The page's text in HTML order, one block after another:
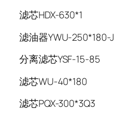
滤芯HDX-630*1
滤油器YWU-250*180-J
分离滤芯YSF-15-85
滤芯WU-40*180
滤芯PQX-300*3Q3